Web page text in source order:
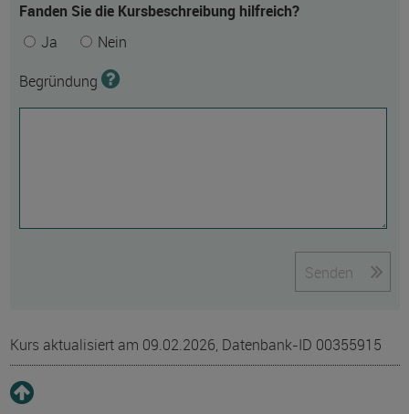
Fanden Sie die Kursbeschreibung hilfreich?
Ja
Nein
Begründung
Senden
Kurs aktualisiert am 09.02.2026, Datenbank-ID 00355915